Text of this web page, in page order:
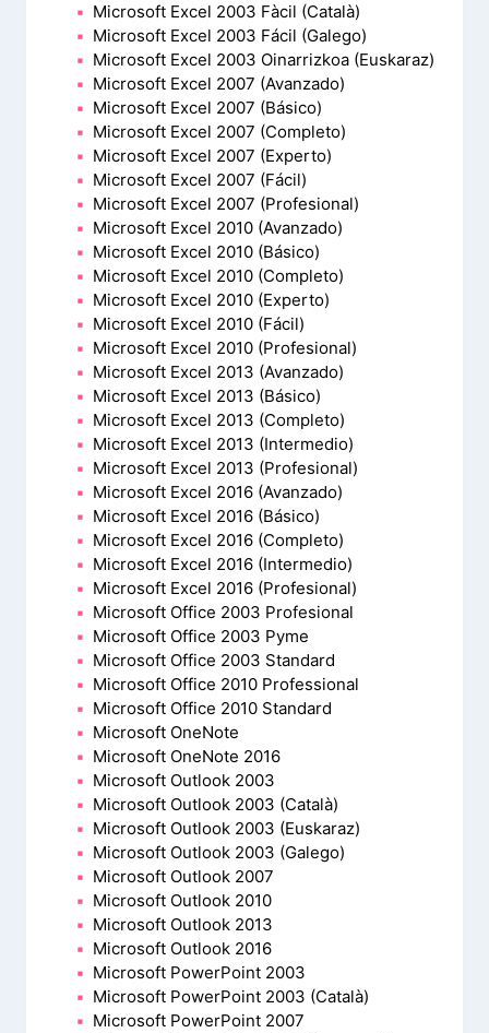
Microsoft Excel 2003 Fàcil (Català)
Microsoft Excel 2003 Fácil (Galego)
Microsoft Excel 2003 Oinarrizkoa (Euskaraz)
Microsoft Excel 2007 (Avanzado)
Microsoft Excel 2007 (Básico)
Microsoft Excel 2007 (Completo)
Microsoft Excel 2007 (Experto)
Microsoft Excel 2007 (Fácil)
Microsoft Excel 2007 (Profesional)
Microsoft Excel 2010 (Avanzado)
Microsoft Excel 2010 (Básico)
Microsoft Excel 2010 (Completo)
Microsoft Excel 2010 (Experto)
Microsoft Excel 2010 (Fácil)
Microsoft Excel 2010 (Profesional)
Microsoft Excel 2013 (Avanzado)
Microsoft Excel 2013 (Básico)
Microsoft Excel 2013 (Completo)
Microsoft Excel 2013 (Intermedio)
Microsoft Excel 2013 (Profesional)
Microsoft Excel 2016 (Avanzado)
Microsoft Excel 2016 (Básico)
Microsoft Excel 2016 (Completo)
Microsoft Excel 2016 (Intermedio)
Microsoft Excel 2016 (Profesional)
Microsoft Office 2003 Profesional
Microsoft Office 2003 Pyme
Microsoft Office 2003 Standard
Microsoft Office 2010 Professional
Microsoft Office 2010 Standard
Microsoft OneNote
Microsoft OneNote 2016
Microsoft Outlook 2003
Microsoft Outlook 2003 (Català)
Microsoft Outlook 2003 (Euskaraz)
Microsoft Outlook 2003 (Galego)
Microsoft Outlook 2007
Microsoft Outlook 2010
Microsoft Outlook 2013
Microsoft Outlook 2016
Microsoft PowerPoint 2003
Microsoft PowerPoint 2003 (Català)
Microsoft PowerPoint 2007